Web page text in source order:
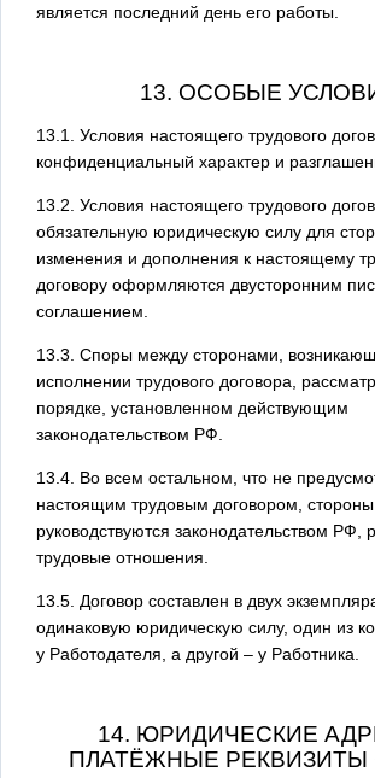
является последний день его работы.
13. ОСОБЫЕ
13.1. Условия настоящего трудового
конфиденциальный характер и
13.2. Условия настоящего трудового
обязательную юридическую силу для
изменения и дополнения к настоящему
договору оформляются двусторонним
соглашением.
13.3. Споры между сторонами,
исполнении трудового договора,
порядке, установленном действующим
законодательством РФ.
13.4. Во всем остальном, что не
настоящим трудовым договором, стороны
руководствуются законодательством РФ,
трудовые отношения.
13.5. Договор составлен в двух
одинаковую юридическую силу, один из
у Работодателя, а другой – у Работника.
14. ЮРИДИЧЕСКИЕ
ПЛАТЁЖНЫЕ РЕКВИЗИТЫ